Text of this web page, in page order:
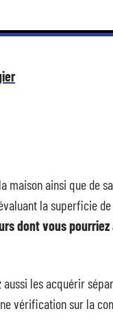
maison ainsi que de
la superficie
dont vous
aussi les acquérir
vérification sur la